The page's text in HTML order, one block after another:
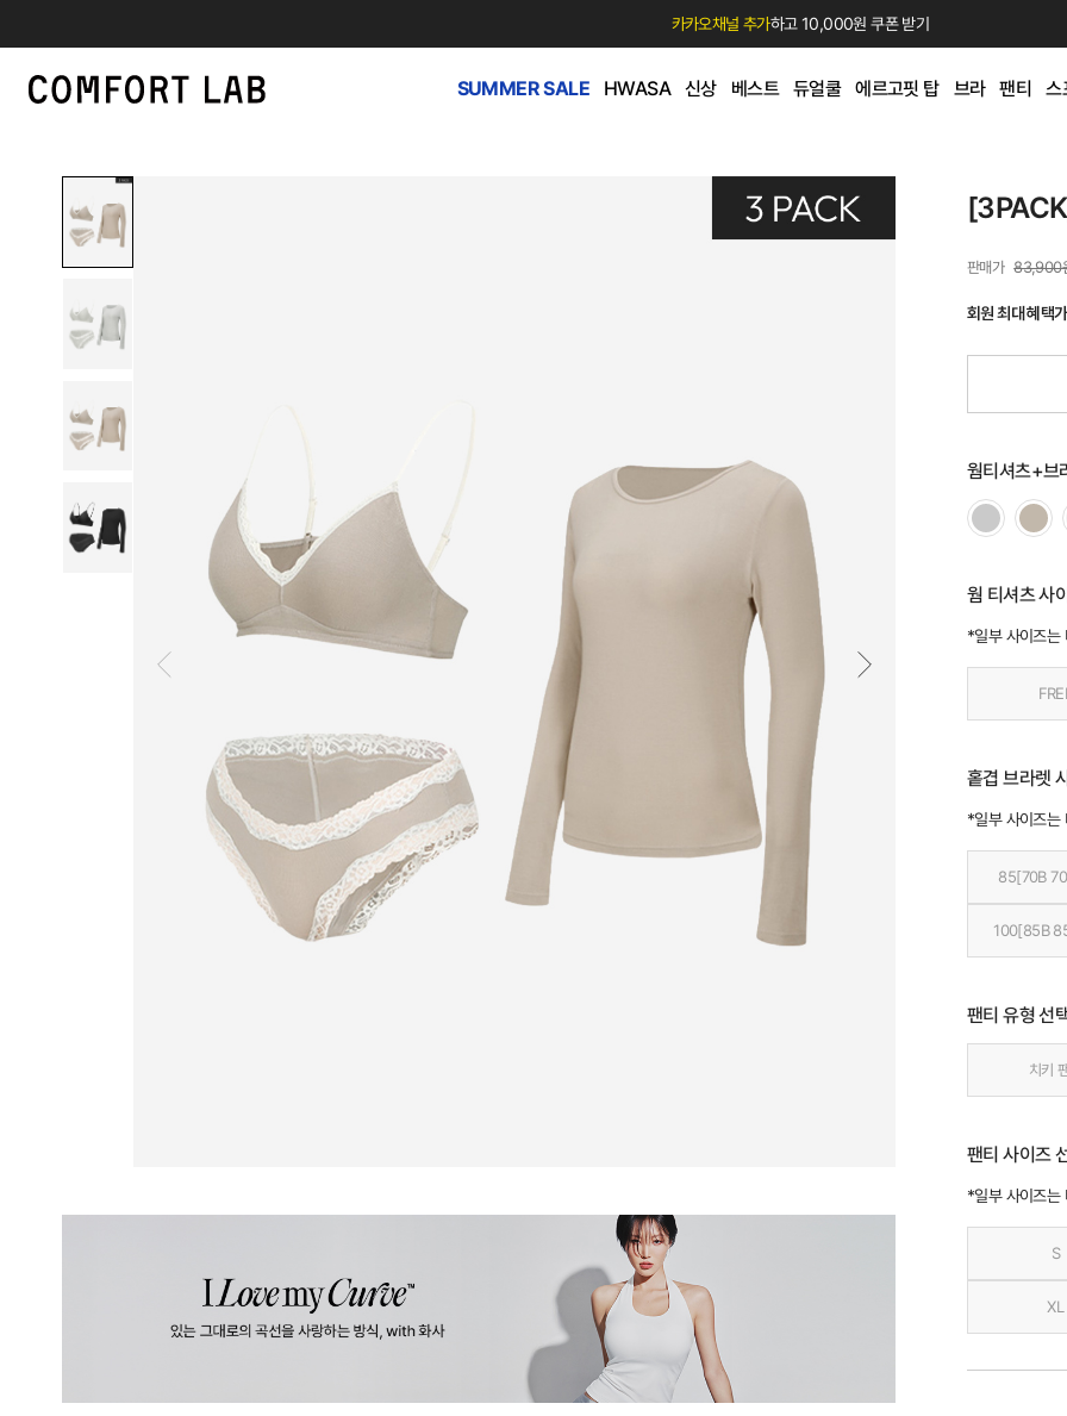
카카오채널 추가하고 10,000원 쿠폰 받기
SUMMER SALE HWASA 신상 베스트 듀얼쿨 에르고핏 탑 브라 팬티 스
83,900
회원 최대 혜택가
웜티셔츠+브
웜 티셔츠 사
*일부 사이즈는
홑겹 브라렛
*일부 사이즈는
85[70B
100[85B
팬티 유형 선
치키
팬티 사이즈
*일부 사이즈는
S
XL